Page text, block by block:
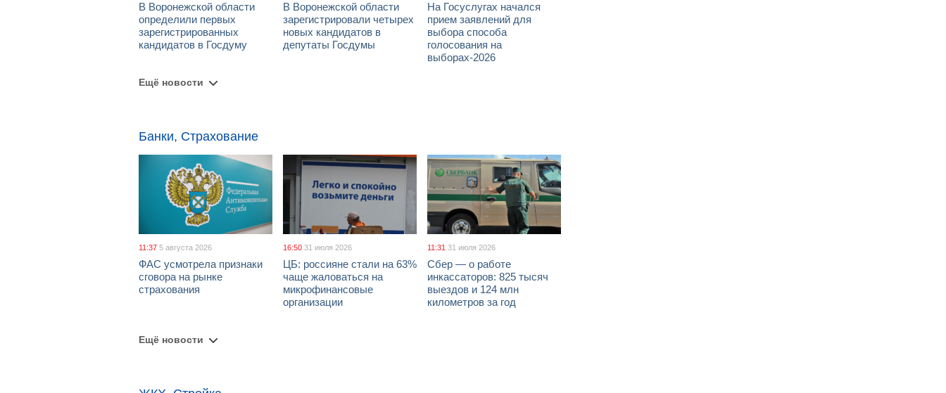
В Воронежской области
определили первых
зарегистрированных
кандидатов в Госдуму
В Воронежской области
зарегистрировали четырех
новых кандидатов в
депутаты Госдумы
На Госуслугах начался
прием заявлений для
выбора способа
голосования на
выборах-2026
Ещё новости
Банки, Страхование
11:37 5 августа 2026
ФАС усмотрела признаки
сговора на рынке
страхования
16:50 31 июля 2026
ЦБ: россияне стали на 63%
чаще жаловаться на
микрофинансовые
организации
11:31 31 июля 2026
Сбер — о работе
инкассаторов: 825 тысяч
выездов и 124 млн
километров за год
Ещё новости